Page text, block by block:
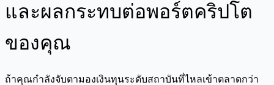
และผลกระทบต่อพอร์ตคริปโต
ของคุณ
ถ้าคุณกำลังจับตามองเงินทุนระดับสถาบันที่ไหลเข้าตลาดกว่า